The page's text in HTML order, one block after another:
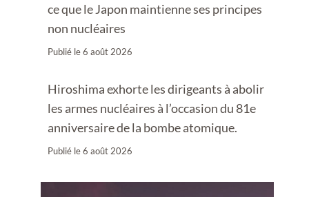
ce que le Japon maintienne ses principes
non nucléaires
Publié le6 août 2026
Hiroshima exhorte les dirigeants à abolir
les armes nucléaires à l’occasion du 81e
anniversaire de la bombe atomique.
Publié le6 août 2026